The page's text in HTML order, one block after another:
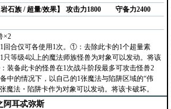
岩石族 / 超量/效果】
攻击力1800 守备力2400
×2
合仅可各使用1次。①：去除此卡的1个超量素
只等级4以上的魔法师族怪兽为对象可以发动。将该
装备此卡的怪兽在1次战斗阶段最多可攻击怪兽2
中的情况下，以自己的1张魔法与陷阱区域的“伟
魔法・陷阱卡作为对象可以发动。将该卡破坏。
阿耳忒弥斯